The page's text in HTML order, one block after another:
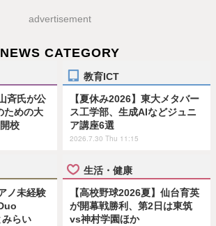
advertisement
NEWS CATEGORY
斉氏が公
ための大
校
教育ICT
【夏休み2026】東大メタバー
ス工学部、生成AIなどジュニ
ア講座6選
2026.7.30 Thu 11:15
ノ未経験
らい
生活・健康
【高校野球2026夏】仙台育英
が開幕戦勝利、第2日は東筑
vs神村学園ほか